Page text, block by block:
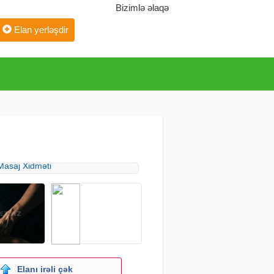
Bizimlə əlaqə
Elan yerləşdir
Elanı irəli çək